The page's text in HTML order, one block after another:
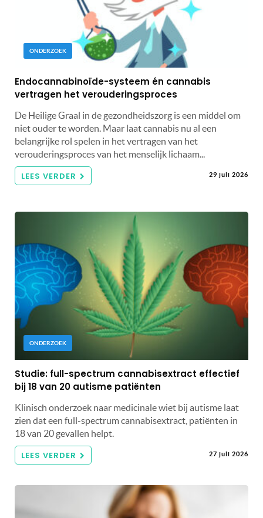
ONDERZOEK
Endocannabinoïde-systeem én cannabis
vertragen het verouderingsproces
De Heilige Graal in de gezondheidszorg is een middel om
niet ouder te worden. Maar laat cannabis nu al een
belangrijke rol spelen in het vertragen van het
verouderingsproces van het menselijk lichaam...
LEES VERDER 29 juli 2026
ONDERZOEK
Studie: full-spectrum cannabisextract effectief
bij 18 van 20 autisme patiënten
Klinisch onderzoek naar medicinale wiet bij autisme laat
zien dat een full-spectrum cannabisextract, patiënten in
18 van 20 gevallen helpt.
LEES VERDER 27 juli 2026